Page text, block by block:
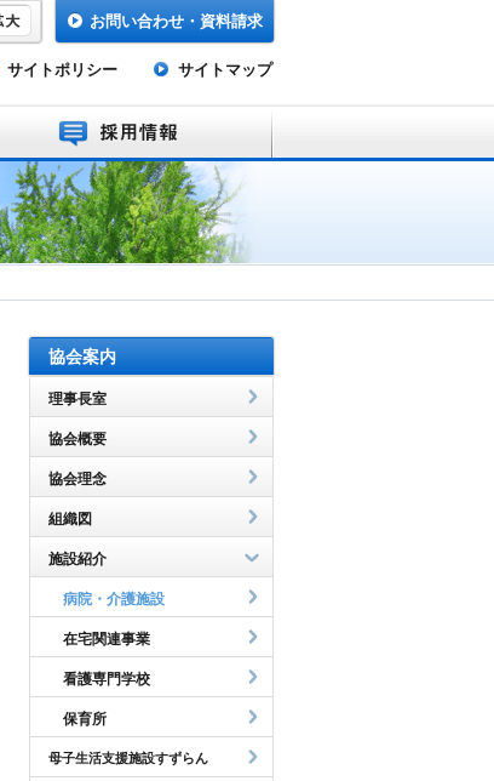
お問い合わせ・資料請求
サイトポリシー サイトマップ
協会案内
理事長室
協会概要
協会理念
組織図
施設紹介
病院・介護施設
在宅関連事業
看護専門学校
保育所
母子生活支援施設すずらん